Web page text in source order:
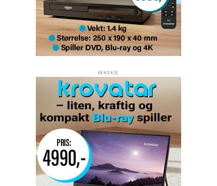
ANNONSE